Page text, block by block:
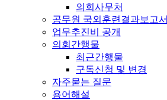
의회사무처
공무원 국외훈련결과보고서
업무추진비 공개
의회간행물
최근간행물
구독신청 및 변경
자주묻는 질문
용어해설